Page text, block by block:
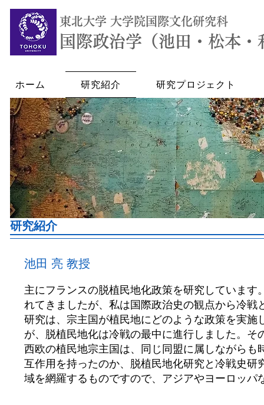
東北大学 大学院国際文化研究科
国際政治学（池田・松本・
ホーム 研究紹介 研究プロジェクト
​研究紹介
池田 亮 教授
主にフランスの脱植民地化政策を研究していま
れてきましたが、私は国際政治史の観点から冷
研究は、宗主国が植民地にどのような政策を実
が、脱植民地化は冷戦の最中に進行しました。
西欧の植民地宗主国は、同じ同盟に属しながら
互作用を持ったのか、脱植民地化研究と冷戦史
域を網羅するものですので、アジアやヨーロッ